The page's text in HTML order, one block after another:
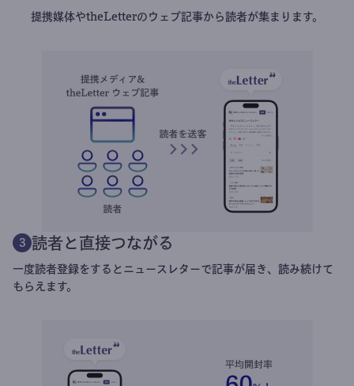
提携媒体やtheLetterのウェブ記事から読者が集まります。
3 読者と直接つながる
一度読者登録をするとニュースレターで記事が届き、読み続けて
もらえます。